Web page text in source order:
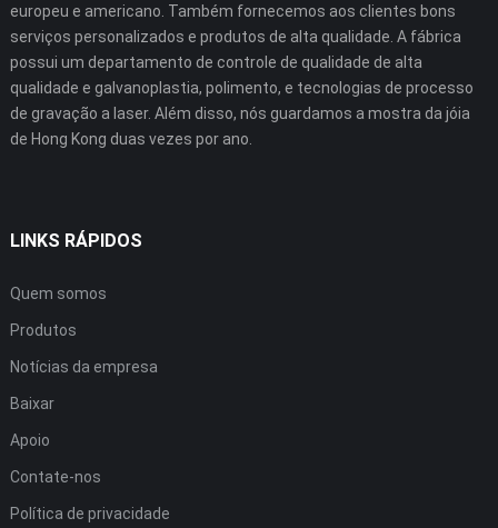
europeu e americano. Também fornecemos aos clientes bons
serviços personalizados e produtos de alta qualidade. A fábrica
possui um departamento de controle de qualidade de alta
qualidade e galvanoplastia, polimento, e tecnologias de processo
de gravação a laser. Além disso, nós guardamos a mostra da jóia
de Hong Kong duas vezes por ano.
LINKS RÁPIDOS
Quem somos
Produtos
Notícias da empresa
Baixar
Apoio
Contate-nos
Política de privacidade